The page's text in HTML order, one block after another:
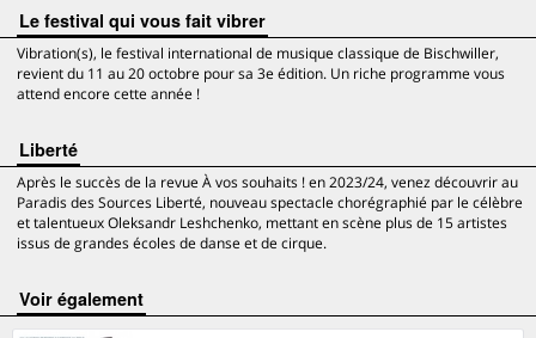
Le festival qui vous fait vibrer
Vibration(s), le festival international de musique classique de Bischwiller,
revient du 11 au 20 octobre pour sa 3e édition. Un riche programme vous
attend encore cette année !
Liberté
Après le succès de la revue À vos souhaits ! en 2023/24, venez découvrir au
Paradis des Sources Liberté, nouveau spectacle chorégraphié par le célèbre
et talentueux Oleksandr Leshchenko, mettant en scène plus de 15 artistes
issus de grandes écoles de danse et de cirque.
voir également